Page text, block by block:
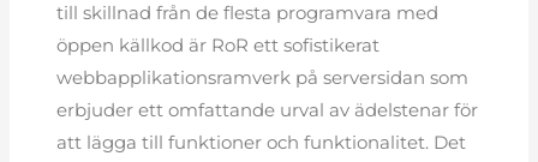
till skillnad från de flesta programvara med
öppen källkod är RoR ett sofistikerat
webbapplikationsramverk på serversidan som
erbjuder ett omfattande urval av ädelstenar för
att lägga till funktioner och funktionalitet. Det